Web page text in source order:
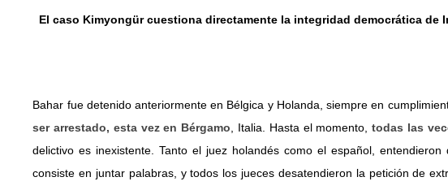
El caso Kimyongür cuestiona directamente la integridad democrática de
Bahar fue detenido anteriormente en Bélgica y Holanda, siempre en
ser arrestado, esta vez en Bérgamo , Italia. Hasta el momento, todas las
delictivo es inexistente. Tanto el juez holandés como el español,
consiste en juntar palabras, y todos los jueces desatendieron la petición de